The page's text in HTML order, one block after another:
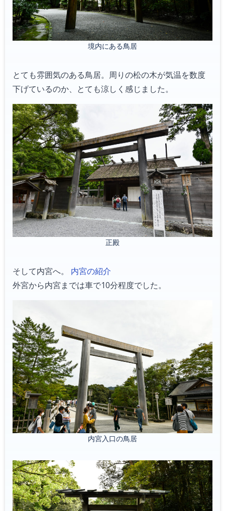
境内にある鳥居
とても雰囲気のある鳥居。周りの松の木が気温を数度
下げているのか、とても涼しく感じました。
正殿
そして内宮へ。 内宮の紹介
外宮から内宮までは車で10分程度でした。
内宮入口の鳥居